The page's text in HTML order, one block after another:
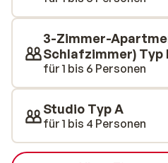
3-Zimmer-
Schlafzimmer) Typ
für 1 bis 6 Personen
Studio Typ A
für 1 bis 4 Personen